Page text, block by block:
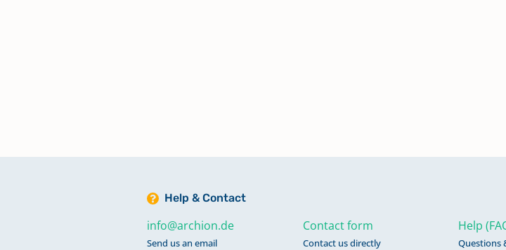
Help & Contact
info@archion.de
Send us an email
Contact form
Contact us directly
Help
Questions